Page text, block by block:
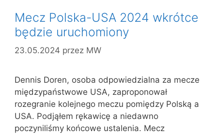
Mecz Polska-USA 2024 wkrótce
będzie uruchomiony
23.05.2024 przez MW
Dennis Doren, osoba odpowiedzialna za mecze
międzypaństwowe USA, zaproponował
rozegranie kolejnego meczu pomiędzy Polską a
USA. Podjąłem rękawicę a niedawno
poczyniliśmy końcowe ustalenia. Mecz